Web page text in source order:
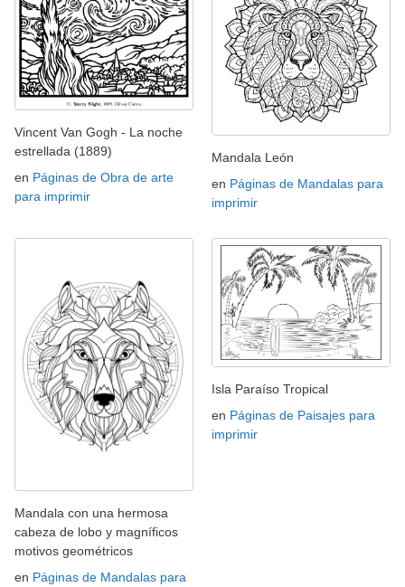
Vincent Van Gogh - La noche
estrellada (1889)
en Páginas de Obra de arte
para imprimir
Mandala León
en Páginas de Mandalas para
imprimir
Mandala con una hermosa
cabeza de lobo y magníficos
motivos geométricos
en Páginas de Mandalas para
Isla Paraíso Tropical
en Páginas de Paisajes para
imprimir